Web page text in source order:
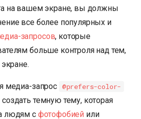
на вашем экране, вы должны
все более популярных и
запросов, которые
больше контроля над тем,
медиа-запрос @prefers-color-
темную тему, которая
людям с фотофобией или